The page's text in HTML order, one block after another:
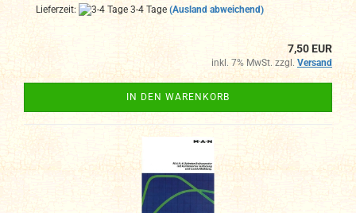
Lieferzeit:
3-4 Tage (Ausland abweichend)
7,50 EUR
inkl. 7% MwSt. zzgl. Versand
IN DEN WARENKORB